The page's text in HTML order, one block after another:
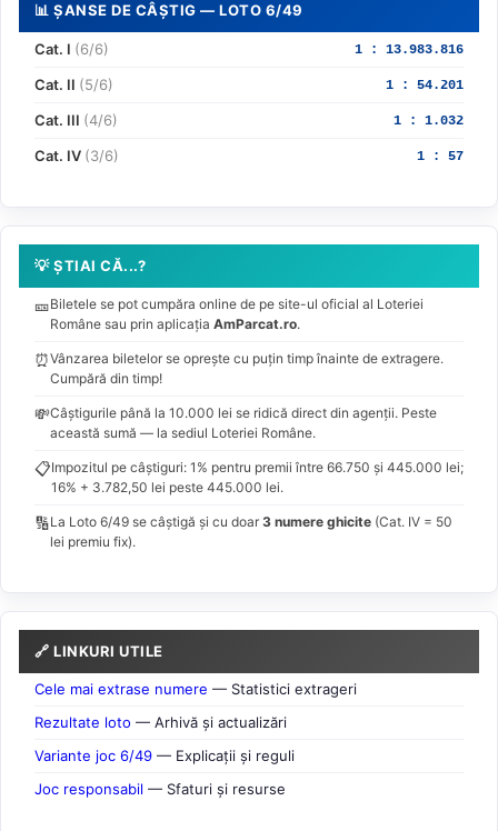
📊 ȘANSE DE CÂȘTIG — LOTO 6/49
Cat. I (6/6) 1 : 13.983.816
Cat. II (5/6) 1 : 54.201
Cat. III (4/6) 1 : 1.032
Cat. IV (3/6) 1 : 57
💡 ȘTIAI CĂ...?
🎫Biletele se pot cumpăra online de pe site-ul oficial al Loteriei
Române sau prin aplicația AmParcat.ro.
⏰Vânzarea biletelor se oprește cu puțin timp înainte de extragere.
Cumpără din timp!
💸Câștigurile până la 10.000 lei se ridică direct din agenții. Peste
această sumă — la sediul Loteriei Române.
📋Impozitul pe câștiguri: 1% pentru premii între 66.750 și 445.000 lei;
16% + 3.782,50 lei peste 445.000 lei.
🔢La Loto 6/49 se câștigă și cu doar 3 numere ghicite (Cat. IV = 50
lei premiu fix).
🔗 LINKURI UTILE
Cele mai extrase numere — Statistici extrageri
Rezultate loto — Arhivă și actualizări
Variante joc 6/49 — Explicații și reguli
Joc responsabil — Sfaturi și resurse